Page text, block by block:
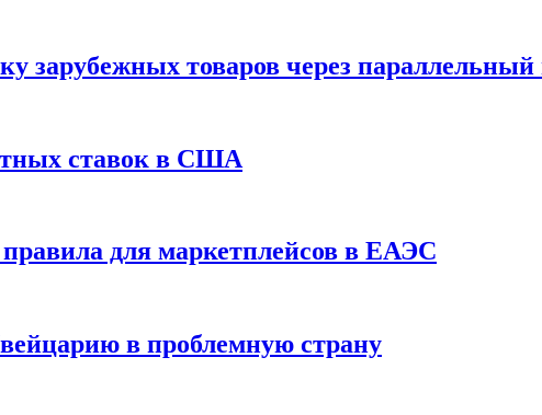
зарубежных товаров через
ставок в США
для маркетплейсов в ЕАЭС
в проблемную страну